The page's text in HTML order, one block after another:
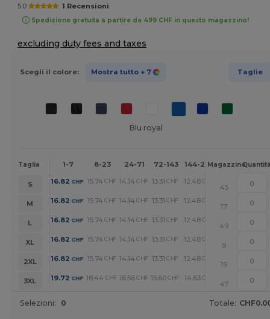
5.0 1 Recensioni
Spedizione gratuita a partire da 499 CHF in questo magazzino!
excluding duty fees and taxes
Scegli il colore: Mostra tutto + 7 Taglie
Blu royal
Taglia 1-7 8-23 24-71 72-143 144-287 288 + Altri
Magazzino
S 16.82 CHF 15.74 CHF 14.14 CHF 13.31 CHF 12.48 CHF
45
M
16.82 CHF 15.74 CHF 14.14 CHF 13.31 CHF 12.48 CHF
17
L
16.82 CHF 15.74 CHF 14.14 CHF 13.31 CHF 12.48 CHF
49
XL
16.82 CHF 15.74 CHF 14.14 CHF 13.31 CHF 12.48 CHF
9
2XL
16.82 CHF 15.74 CHF 14.14 CHF 13.31 CHF 12.48 CHF
19
3XL
19.72 CHF 18.44 CHF 16.56 CHF 15.60 CHF 14.63 CHF
47
Selezioni: 0 Totale: